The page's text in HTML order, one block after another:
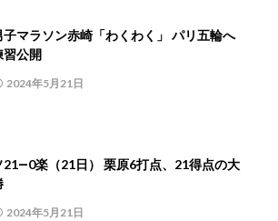
子マラソン赤崎「わくわく」 パリ五輪へ
習公開
2024年5月21日
21―0楽（21日） 栗原6打点、21得点の大
2024年5月21日